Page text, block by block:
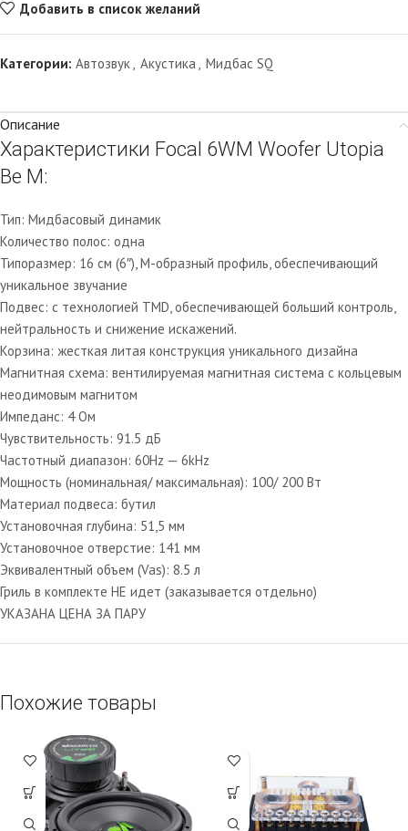
Добавить в список желаний
Категории: Автозвук, Акустика , Мидбас SQ
Описание
Характеристики Focal 6WM Woofer Utopia
Be M:
Тип: Мидбасовый динамик
Количество полос: одна
Типоразмер: 16 см (6″), М-образный профиль, обеспечивающий
уникальное звучание
Подвес: с технологией TMD, обеспечивающей больший контроль,
нейтральность и снижение искажений.
Корзина: жесткая литая конструкция уникального дизайна
Магнитная схема: вентилируемая магнитная система с кольцевым
неодимовым магнитом
Импеданс: 4 Ом
Чувствительность: 91.5 дБ
Частотный диапазон: 60Hz — 6kHz
Мощность (номинальная/ максимальная): 100/ 200 Вт
Материал подвеса: бутил
Установочная глубина: 51,5 мм
Установочное отверстие: 141 мм
Эквивалентный объем (Vas): 8.5 л
Гриль в комплекте НЕ идет (заказывается отдельно)
УКАЗАНА ЦЕНА ЗА ПАРУ
Похожие товары